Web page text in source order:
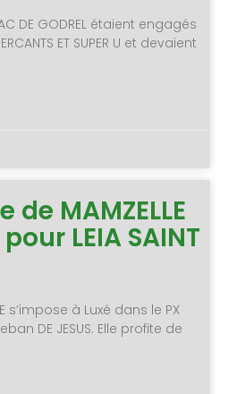
DE GODREL étaient engagés
ET SUPER U et devaient
de MAMZELLE
pour LEIA SAINT
s’impose à Luxé dans le PX
DE JESUS. Elle profite de